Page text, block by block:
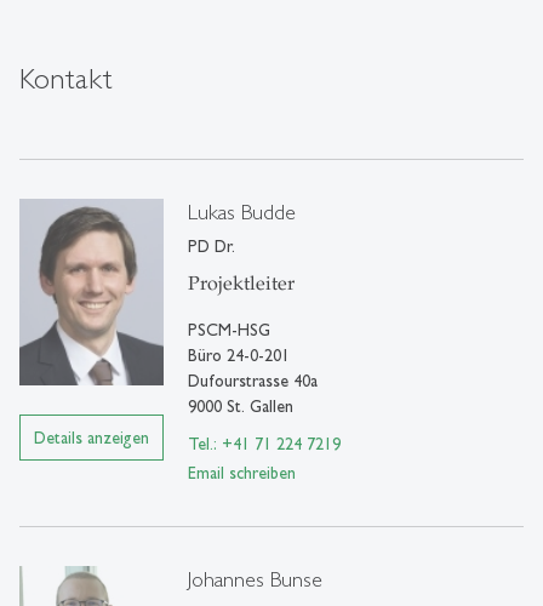
Kontakt
Details anzeigen
Lukas Budde
PD Dr.
Projektleiter
PSCM-HSG
Büro 24-0-201
Dufourstrasse 40a
9000 St. Gallen
Tel.: +41 71 224 7219
Email schreiben
Johannes Bunse